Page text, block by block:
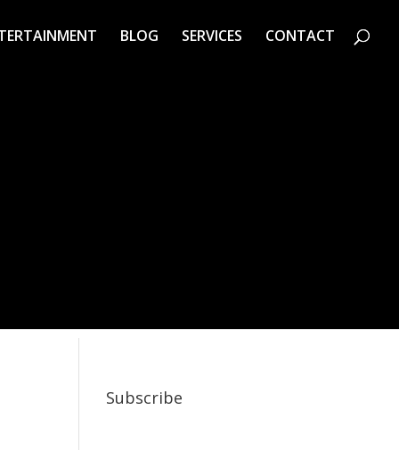
BLOG SERVICES CONTACT
Subscribe